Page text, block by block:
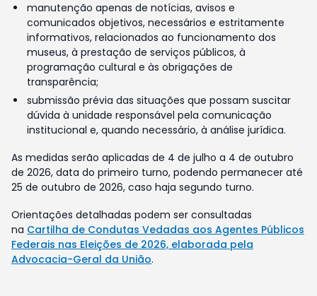
manutenção apenas de notícias, avisos e
comunicados objetivos, necessários e estritamente
informativos, relacionados ao funcionamento dos
museus, à prestação de serviços públicos, à
programação cultural e às obrigações de
transparência;
submissão prévia das situações que possam suscitar
dúvida à unidade responsável pela comunicação
institucional e, quando necessário, à análise jurídica.
As medidas serão aplicadas de 4 de julho a 4 de outubro
de 2026, data do primeiro turno, podendo permanecer até
25 de outubro de 2026, caso haja segundo turno.
Orientações detalhadas podem ser consultadas
na Cartilha de Condutas Vedadas aos Agentes Públicos
Federais nas Eleições de 2026, elaborada pela
Advocacia-Geral da União.